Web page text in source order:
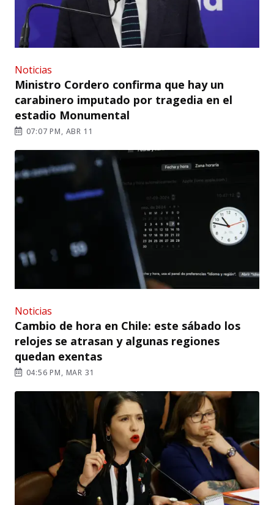
Noticias
Ministro Cordero confirma que hay un
carabinero imputado por tragedia en el
estadio Monumental
07:07 PM, ABR 11
Noticias
Cambio de hora en Chile: este sábado los
relojes se atrasan y algunas regiones
quedan exentas
04:56 PM, MAR 31